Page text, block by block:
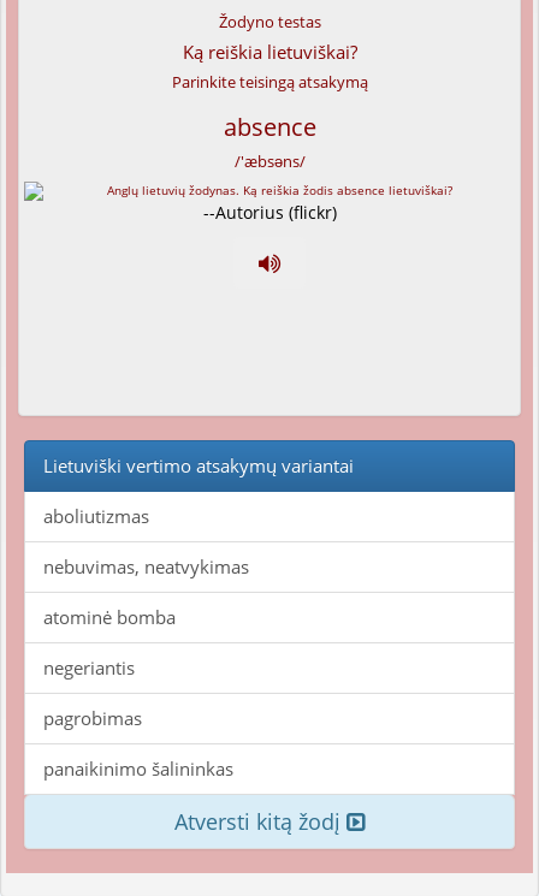
Žodyno testas
Ką reiškia lietuviškai?
Parinkite teisingą atsakymą
absence
/'æbsəns/
--Autorius (flickr)
Lietuviški vertimo atsakymų variantai
aboliutizmas
nebuvimas, neatvykimas
atominė bomba
negeriantis
pagrobimas
panaikinimo šalininkas
Atversti kitą žodį